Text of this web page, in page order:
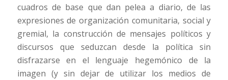
cuadros de base que dan pelea a diario, de las
expresiones de organización comunitaria, social y
gremial, la construcción de mensajes políticos y
discursos que seduzcan desde la política sin
disfrazarse en el lenguaje hegemónico de la
imagen (y sin dejar de utilizar los medios de